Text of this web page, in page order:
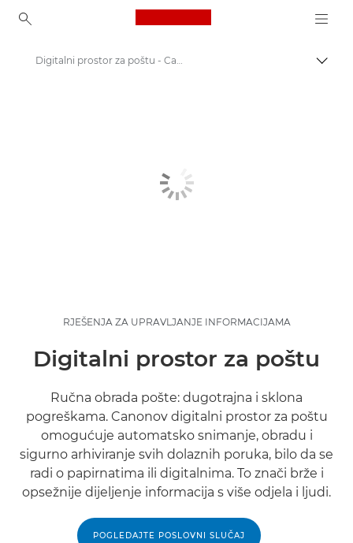
Canon Logo, back to
Digitalni prostor za poštu - Canon Hrvatska
RJEŠENJA ZA UPRAVLJANJE INFORMACIJAMA
Digitalni prostor za poštu
Ručna obrada pošte: dugotrajna i sklona
pogreškama. Canonov digitalni prostor za poštu
omogućuje automatsko snimanje, obradu i
sigurno arhiviranje svih dolaznih poruka, bilo da se
radi o papirnatima ili digitalnima. To znači brže i
opsežnije dijeljenje informacija s više odjela i ljudi.
POGLEDAJTE POSLOVNI SLUČAJ